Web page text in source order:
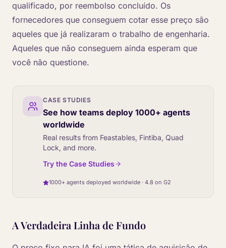
qualificado, por reembolso concluído. Os
fornecedores que conseguem cotar esse preço são
aqueles que já realizaram o trabalho de engenharia.
Aqueles que não conseguem ainda esperam que
você não questione.
CASE STUDIES
See how teams deploy 1000+ agents
worldwide
Real results from Feastables, Fintiba, Quad
Lock, and more.
Try the Case Studies
1000+ agents deployed worldwide · 4.8 on G2
A Verdadeira Linha de Fundo